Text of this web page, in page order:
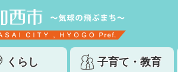
くらし 子育て・教育